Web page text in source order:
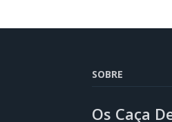
SOBRE
Os Caça